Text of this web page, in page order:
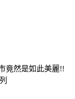
竟然是如此美麗!!